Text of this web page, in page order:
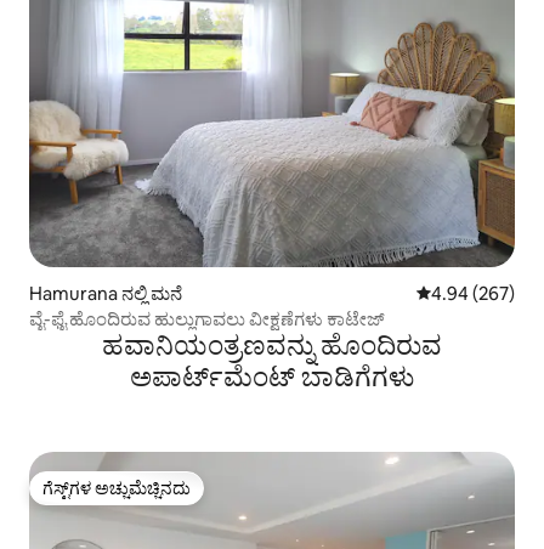
Hamurana ನಲ್ಲಿ ಮನೆ 5 ರಲ್ಲಿ 4.94
4.94 (267)
ವೈ-ಫೈ ಹೊಂದಿರುವ ಹುಲ್ಲುಗಾವಲು ವೀಕ್ಷಣೆಗಳು ಕಾಟೇಜ್
ಹವಾನಿಯಂತ್ರಣವನ್ನು ಹೊಂದಿರುವ
ಅಪಾರ್ಟ್‌ಮೆಂಟ್‌ ಬಾಡಿಗೆಗಳು
ಗೆಸ್ಟ್‌ಗಳ ಅಚ್ಚುಮೆಚ್ಚಿನದು
ಗೆಸ್ಟ್‌ಗಳ ಅಚ್ಚುಮೆಚ್ಚಿನದು